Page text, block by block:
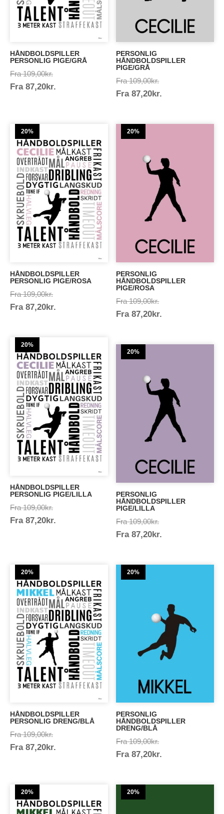
HÅNDBOLDSPILLER
PERSONLIG PIGE/GRÅ
Fra 109,00kr.Prisinterval:
109,00kr.
Fra 87,20kr.
PERSONLIG
HÅNDBOLDSPILLER
PIGE/GRÅ
Fra 109,00kr.Prisinterval:
109,00kr.
Fra 87,20kr.
20%
HÅNDBOLDSPILLER
PERSONLIG PIGE/ROSA
Fra 109,00kr.Prisinterval:
109,00kr.
Fra 87,20kr.
20%
PERSONLIG
HÅNDBOLDSPILLER
PIGE/ROSA
Fra 109,00kr.Prisinterval:
109,00kr.
Fra 87,20kr.
20%
HÅNDBOLDSPILLER
PERSONLIG PIGE/LILLA
Fra 109,00kr.Prisinterval:
109,00kr.
Fra 87,20kr.
20%
PERSONLIG
HÅNDBOLDSPILLER
PIGE/LILLA
Fra 109,00kr.Prisinterval:
109,00kr.
Fra 87,20kr.
20%
HÅNDBOLDSPILLER
PERSONLIG DRENG/BLÅ
Fra 109,00kr.Prisinterval:
109,00kr.
Fra 87,20kr.
20%
PERSONLIG
HÅNDBOLDSPILLER
DRENG/BLÅ
Fra 109,00kr.Prisinterval:
109,00kr.
Fra 87,20kr.
20% 20%